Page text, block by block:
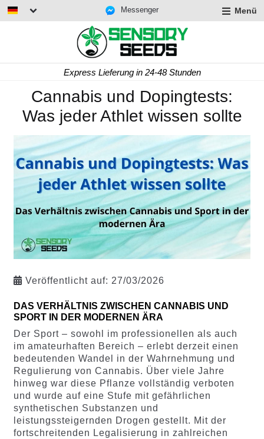
Messenger Menü
Express Lieferung in 24-48 Stunden
Cannabis und Dopingtests:
Was jeder Athlet wissen sollte
Veröffentlicht auf: 27/03/2026
DAS VERHÄLTNIS ZWISCHEN CANNABIS UND
SPORT IN DER MODERNEN ÄRA
Der Sport – sowohl im professionellen als auch
im amateurhaften Bereich – erlebt derzeit einen
bedeutenden Wandel in der Wahrnehmung und
Regulierung von Cannabis. Über viele Jahre
hinweg war diese Pflanze vollständig verboten
und wurde auf eine Stufe mit gefährlichen
synthetischen Substanzen und
leistungssteigernden Drogen gestellt. Mit der
fortschreitenden Legalisierung in zahlreichen